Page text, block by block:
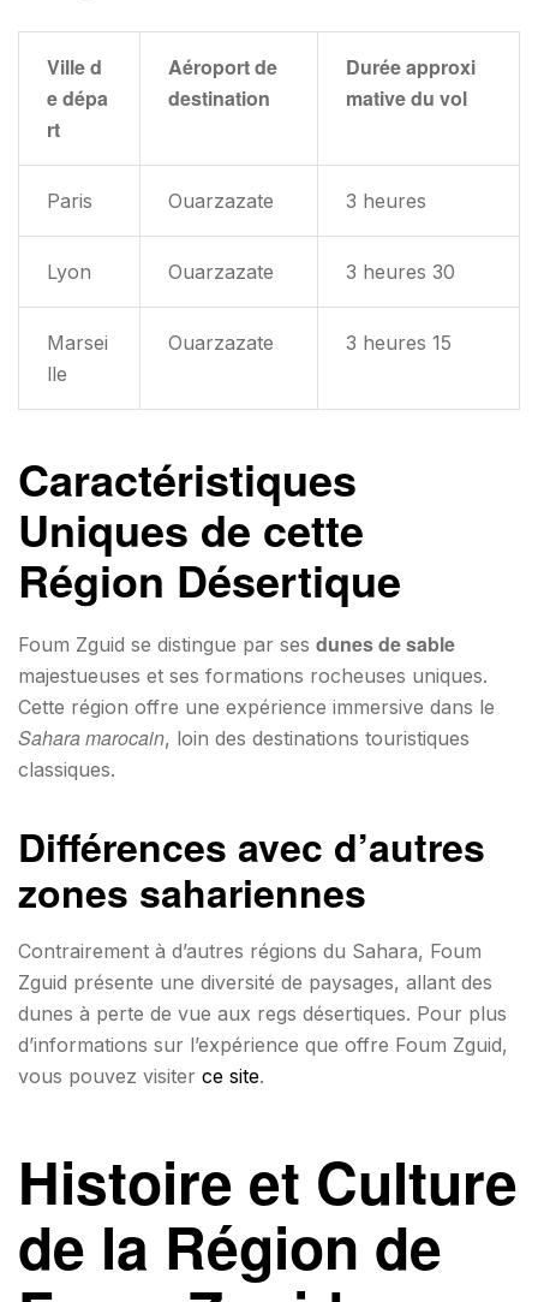
Ville d
e dépa
rt
Aéroport de
destination
Durée approxi
mative du vol
Paris Ouarzazate 3 heures
Lyon Ouarzazate 3 heures 30
Marsei
lle
Ouarzazate 3 heures 15
Caractéristiques
Uniques de cette
Région Désertique
Foum Zguid se distingue par ses dunes de sable
majestueuses et ses formations rocheuses uniques.
Cette région offre une expérience immersive dans le
Sahara marocain, loin des destinations touristiques
classiques.
Différences avec d’autres
zones sahariennes
Contrairement à d’autres régions du Sahara, Foum
Zguid présente une diversité de paysages, allant des
dunes à perte de vue aux regs désertiques. Pour plus
d’informations sur l’expérience que offre Foum Zguid,
vous pouvez visiter ce site.
Histoire et Culture
de la Région de